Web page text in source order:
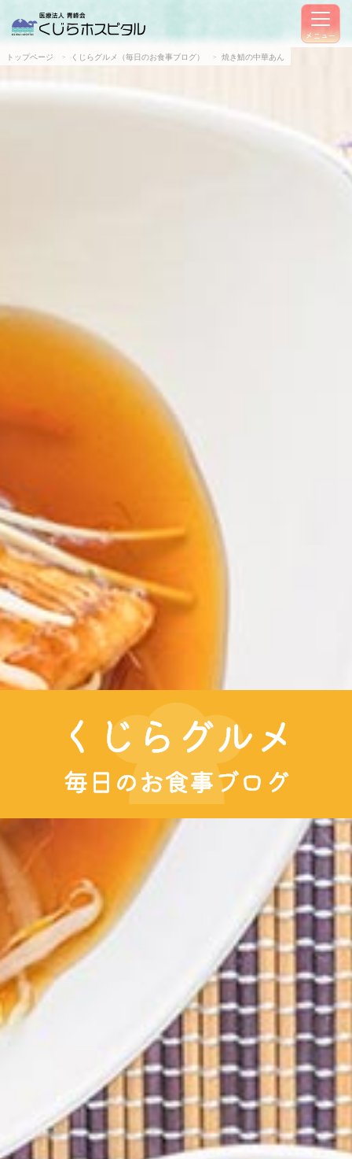
メニュー
トップページ くじらグルメ（毎日のお食事ブログ） 焼き鯖の中華あん